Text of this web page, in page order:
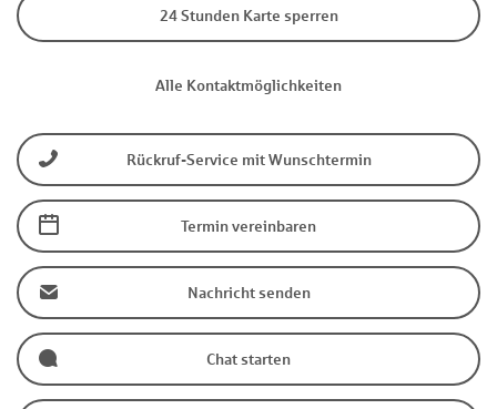
24 Stunden Karte sperren
Alle Kontaktmöglichkeiten
Rückruf-Service mit Wunschtermin
Termin vereinbaren
Nachricht senden
Chat starten